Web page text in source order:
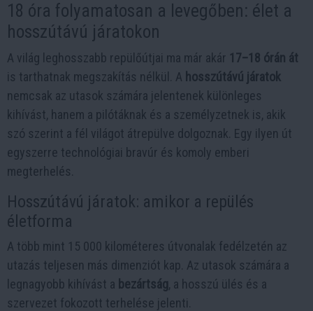
18 óra folyamatosan a levegőben: élet a
hosszútávú járatokon
A világ leghosszabb repülőútjai ma már akár 17–18 órán át
is tarthatnak megszakítás nélkül. A hosszútávú járatok
nemcsak az utasok számára jelentenek különleges
kihívást, hanem a pilótáknak és a személyzetnek is, akik
szó szerint a fél világot átrepülve dolgoznak. Egy ilyen út
egyszerre technológiai bravúr és komoly emberi
megterhelés.
Hosszútávú járatok: amikor a repülés
életforma
A több mint 15 000 kilométeres útvonalak fedélzetén az
utazás teljesen más dimenziót kap. Az utasok számára a
legnagyobb kihívást a bezártság, a hosszú ülés és a
szervezet fokozott terhelése jelenti.